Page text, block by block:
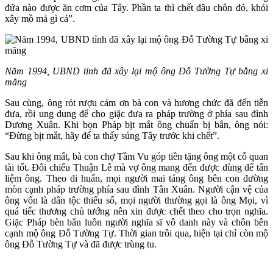
đứa nào được ăn cơm của Tây. Phần ta thì chết đâu chôn đó, khỏi
xây mồ mả gì cả”.
Năm 1994, UBND tỉnh đã xây lại mộ ông Đỗ Tường Tự bằng xi
măng
Sau cùng, ông rót rượu cảm ơn bà con và hương chức đã đến tiễn
đưa, rồi ung dung để cho giặc đưa ra pháp trường ở phía sau đình
Dương Xuân. Khi bọn Pháp bịt mắt ông chuẩn bị bắn, ông nói:
“Đừng bịt mắt, hãy để ta thấy súng Tây trước khi chết”.
Sau khi ông mất, bà con chợ Tầm Vu góp tiền tặng ông một cỗ quan
tài tốt. Đôi chiếu Thuận Lễ mà vợ ông mang đến được dùng để tẩn
liệm ông. Theo di huấn, mọi người mai táng ông bên con đường
mòn cạnh pháp trường phía sau đình Tân Xuân. Người cận vệ của
ông vốn là dân tộc thiểu số, mọi người thường gọi là ông Mọi, vì
quá tiếc thương chủ tướng nên xin được chết theo cho trọn nghĩa.
Giặc Pháp bèn bắn luôn người nghĩa sĩ vô danh này và chôn bên
cạnh mộ ông Đỗ Tường Tự. Thời gian trôi qua, hiện tại chỉ còn mộ
ông Đỗ Tường Tự và đã được trùng tu.